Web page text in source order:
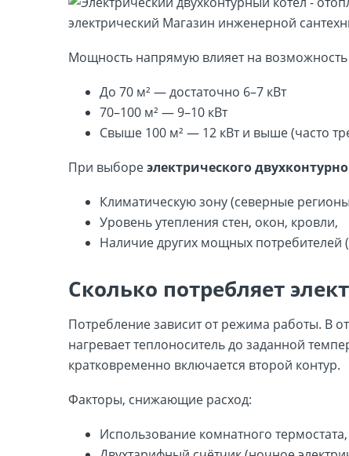
Мощность напрямую влияет на
До 70 м² — достаточно 6–7 кВт
70–100 м² — 9–10 кВт
Свыше 100 м² — 12 кВт и выше (часто
При выбореэлектрического
Климатическую зону (северные
Уровень утепления стен, окон, кровли,
Наличие других мощных потребителей
Сколько потребляет
Потребление зависит от режима работы. В
нагревает теплоноситель до заданной
кратковременно включается второй контур.
Факторы, снижающие расход:
Использование комнатного термостата,